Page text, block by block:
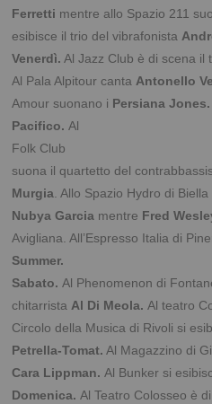
Ferretti mentre allo Spazio 211
esibisce il trio del vibrafonista
Venerdì. Al Jazz Club è di scena il
Al Pala Alpitour cantaAntonello
Amour suonano i Persiana Jones.
Pacifico.Al
Folk Club
suona il quartetto del
Murgia. Allo Spazio Hydro di
Nubya Garcia mentre Fred
Avigliana. All’Espresso Italia di
Summer.
Sabato.Al Phenomenon di
chitarristaAl Di Meola.Al teatro
Circolo della Musica di Rivoli si
Petrella-Tomat. Al Magazzino di
Cara Lippman.Al Bunker si
Domenica.Al Teatro Colosseo è